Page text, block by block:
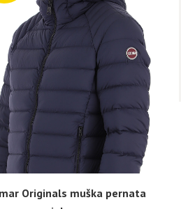
Originals muška pernata